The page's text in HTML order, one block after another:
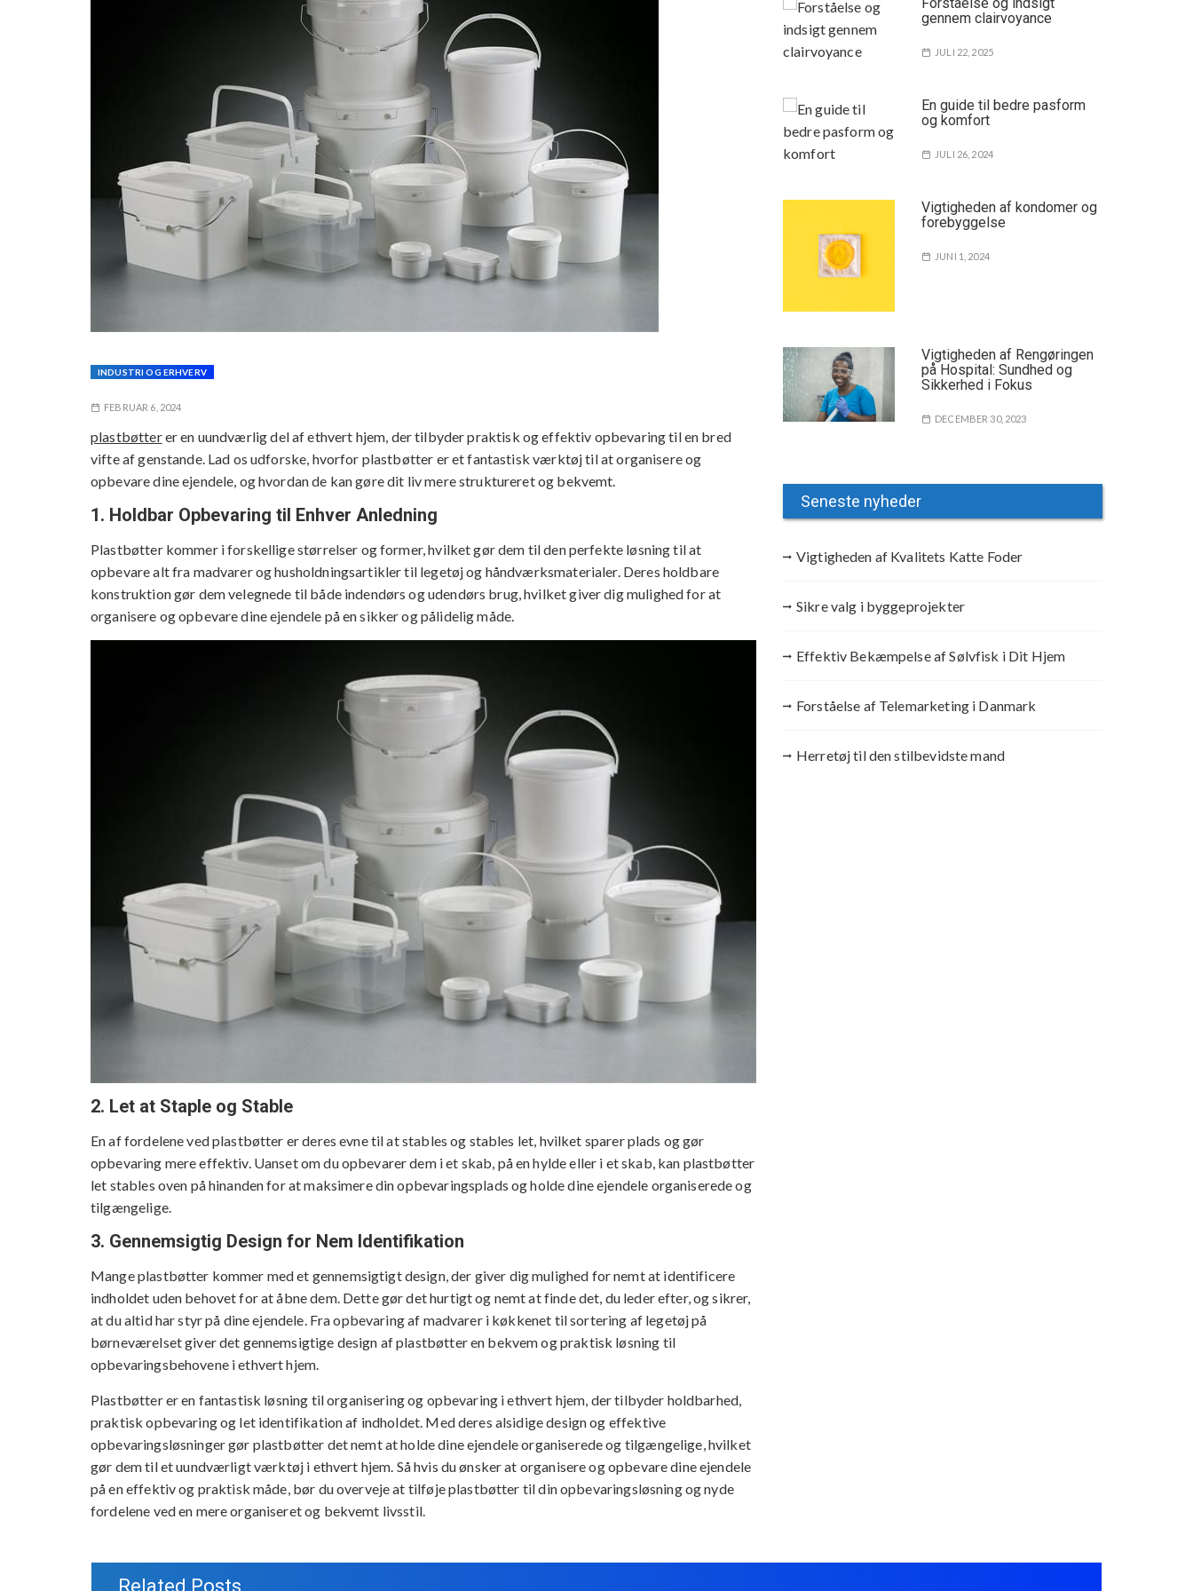
INDUSTRI OG ERHVERV
FEBRUAR 6, 2024
plastbøtterer en uundværlig del af ethvert hjem, der tilbyder praktisk og effektiv opbevaring til en bred
vifte af genstande. Lad os udforske, hvorfor plastbøtter er et fantastisk værktøj til at organisere og
opbevare dine ejendele, og hvordan de kan gøre dit liv mere struktureret og bekvemt.
1. Holdbar Opbevaring til Enhver Anledning
Plastbøtter kommer i forskellige størrelser og former, hvilket gør dem til den perfekte løsning til at
opbevare alt fra madvarer og husholdningsartikler til legetøj og håndværksmaterialer. Deres holdbare
konstruktion gør dem velegnede til både indendørs og udendørs brug, hvilket giver dig mulighed for at
organisere og opbevare dine ejendele på en sikker og pålidelig måde.
2. Let at Staple og Stable
En af fordelene ved plastbøtter er deres evne til at stables og stables let, hvilket sparer plads og gør
opbevaring mere effektiv. Uanset om du opbevarer dem i et skab, på en hylde eller i et skab, kan plastbøtter
let stables oven på hinanden for at maksimere din opbevaringsplads og holde dine ejendele organiserede og
tilgængelige.
3. Gennemsigtig Design for Nem Identifikation
Mange plastbøtter kommer med et gennemsigtigt design, der giver dig mulighed for nemt at identificere
indholdet uden behovet for at åbne dem. Dette gør det hurtigt og nemt at finde det, du leder efter, og sikrer,
at du altid har styr på dine ejendele. Fra opbevaring af madvarer i køkkenet til sortering af legetøj på
børneværelset giver det gennemsigtige design af plastbøtter en bekvem og praktisk løsning til
opbevaringsbehovene i ethvert hjem.
Plastbøtter er en fantastisk løsning til organisering og opbevaring i ethvert hjem, der tilbyder holdbarhed,
praktisk opbevaring og let identifikation af indholdet. Med deres alsidige design og effektive
opbevaringsløsninger gør plastbøtter det nemt at holde dine ejendele organiserede og tilgængelige, hvilket
gør dem til et uundværligt værktøj i ethvert hjem. Så hvis du ønsker at organisere og opbevare dine ejendele
på en effektiv og praktisk måde, bør du overveje at tilføje plastbøtter til din opbevaringsløsning og nyde
fordelene ved en mere organiseret og bekvemt livsstil.
gennem clairvoyance
JULI 22, 2025
En guide til bedre pasform
og komfort
JULI 26, 2024
Vigtigheden af kondomer og
forebyggelse
JUNI 1, 2024
Vigtigheden af Rengøringen
på Hospital: Sundhed og
Sikkerhed i Fokus
DECEMBER 30, 2023
Seneste nyheder
Vigtigheden af Kvalitets Katte Foder
Sikre valg i byggeprojekter
Effektiv Bekæmpelse af Sølvfisk i Dit Hjem
Forståelse af Telemarketing i Danmark
Herretøj til den stilbevidste mand
Related Posts